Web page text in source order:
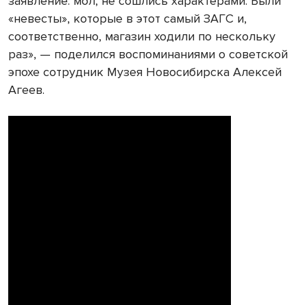
«невесты», которые в этот самый ЗАГС и,
соответственно, магазин ходили по нескольку
раз», — поделился воспоминаниями о советской
эпохе сотрудник Музея Новосибирска Алексей
Агеев.